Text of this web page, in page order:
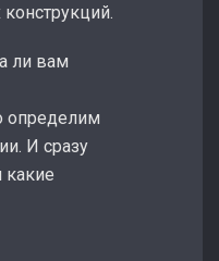
ли вам
определим
И сразу
какие